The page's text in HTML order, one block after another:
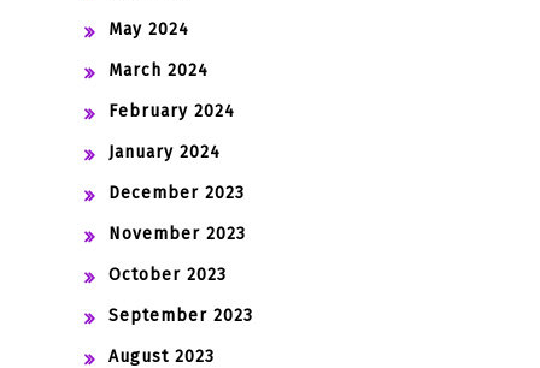
May 2024
March 2024
February 2024
January 2024
December 2023
November 2023
October 2023
September 2023
August 2023